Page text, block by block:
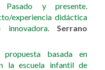
y presente.
experiencia didáctica
. Serrano
basada en
la escuela infantil de